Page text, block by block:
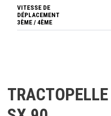
VITESSE DE
DÉPLACEMENT
3ÈME / 4ÈME
DE
TRACTION
ESSIEUX